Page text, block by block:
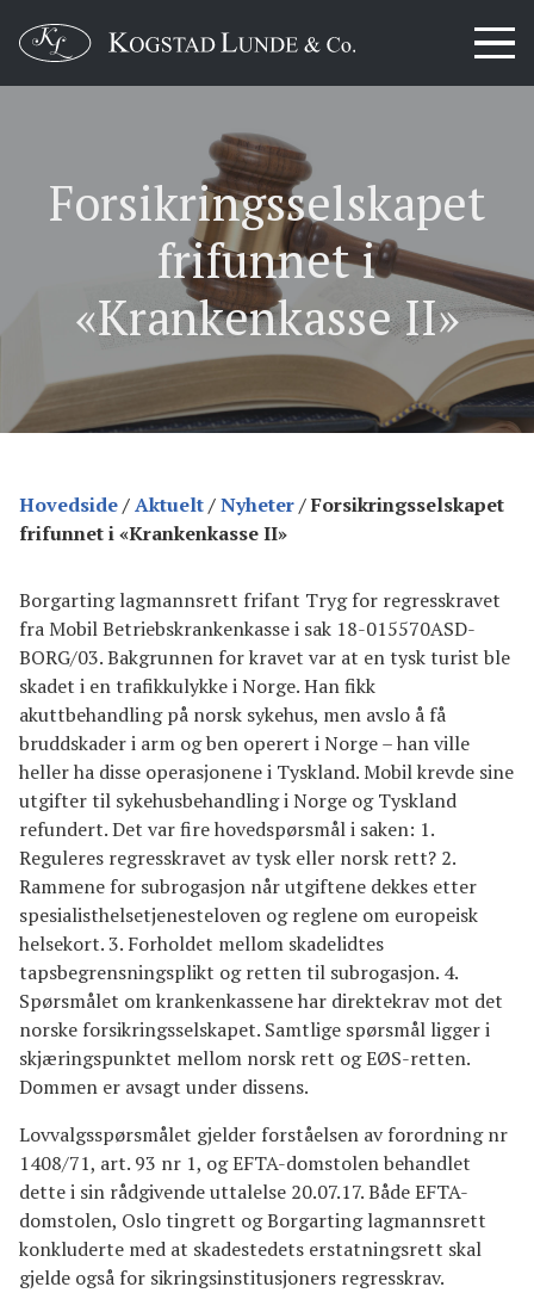
Forsikringsselskapet
frifunnet i
«Krankenkasse II»
Hovedside/Aktuelt/Nyheter/Forsikringsselskapet
frifunnet i «Krankenkasse II»
Borgarting lagmannsrett frifant Tryg for regresskravet
fra Mobil Betriebskrankenkasse i sak 18-015570ASD-
BORG/03. Bakgrunnen for kravet var at en tysk turist ble
skadet i en trafikkulykke i Norge. Han fikk
akuttbehandling på norsk sykehus, men avslo å få
bruddskader i arm og ben operert i Norge – han ville
heller ha disse operasjonene i Tyskland. Mobil krevde sine
utgifter til sykehusbehandling i Norge og Tyskland
refundert. Det var fire hovedspørsmål i saken: 1.
Reguleres regresskravet av tysk eller norsk rett? 2.
Rammene for subrogasjon når utgiftene dekkes etter
spesialisthelsetjenesteloven og reglene om europeisk
helsekort. 3. Forholdet mellom skadelidtes
tapsbegrensningsplikt og retten til subrogasjon. 4.
Spørsmålet om krankenkassene har direktekrav mot det
norske forsikringsselskapet. Samtlige spørsmål ligger i
skjæringspunktet mellom norsk rett og EØS-retten.
Dommen er avsagt under dissens.
Lovvalgsspørsmålet gjelder forståelsen av forordning nr
1408/71, art. 93 nr 1, og EFTA-domstolen behandlet
dette i sin rådgivende uttalelse 20.07.17. Både EFTA-
domstolen, Oslo tingrett og Borgarting lagmannsrett
konkluderte med at skadestedets erstatningsrett skal
gjelde også for sikringsinstitusjoners regresskrav.